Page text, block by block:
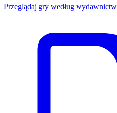
Przeglądaj gry według wydawnictw